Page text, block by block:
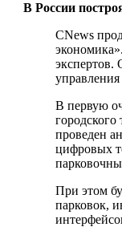
В России
CNews
экспертов.
В первую
проведен
цифровых
При этом
парковок,